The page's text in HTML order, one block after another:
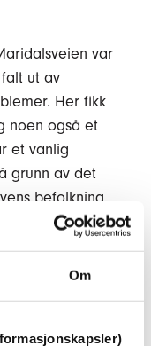
Om
var
ut av
Her fikk
noen også et
et vanlig
grunn av det
befolkning.
barnehjem og
om